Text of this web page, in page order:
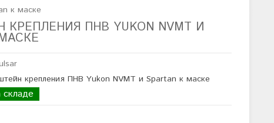
к маске
ПНВ YUKON NVMT И
крепления ПНВ Yukon NVMT и Spartan к маске
складе